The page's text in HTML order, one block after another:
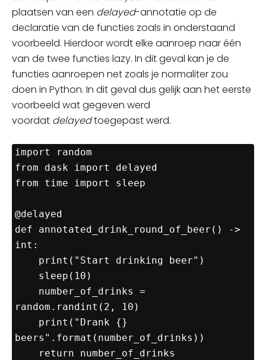
plaatsen van een delayed-annotatie op de
declaratie van de functies zoals in onderstaand
voorbeeld. Hierdoor wordt elke aanroep naar één
van de twee functies lazy. In dit geval kan je de
functies aanroepen net zoals je normaliter zou
doen in Python. In dit geval dus gelijk aan het eerste
voorbeeld wat gegeven werd
voordat delayedtoegepast werd.
import random
from dask import delayed
from time import sleep
@delayed
def annotated_drink_round_of_beer() ->
int:
random.randint(2, 10)
beers".format(number_of_drinks))